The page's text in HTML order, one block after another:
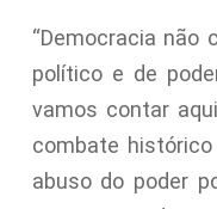
“Democracia não
político e de
vamos contar
combate
abuso do poder